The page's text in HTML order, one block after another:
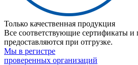
Только качественная продукция
Все соответствующие сертификаты и
предоставляются при отгрузке.
Мы в регистре
проверенных организаций